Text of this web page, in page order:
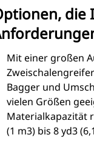
die
Mit einer großen
Bagger und
vielen Größen
Materialkapazität
(1 m3) bis 8 yd3